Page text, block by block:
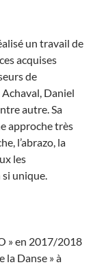
un travail de
acquises
de
Daniel
autre. Sa
approche très
l’abrazo, la
les
unique.
» en 2017/2018
la Danse » à